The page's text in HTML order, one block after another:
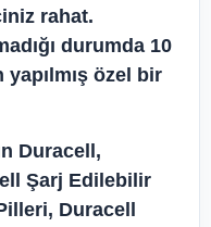
rahat.
durumda 10
özel bir
Duracell,
Şarj Edilebilir
Duracell